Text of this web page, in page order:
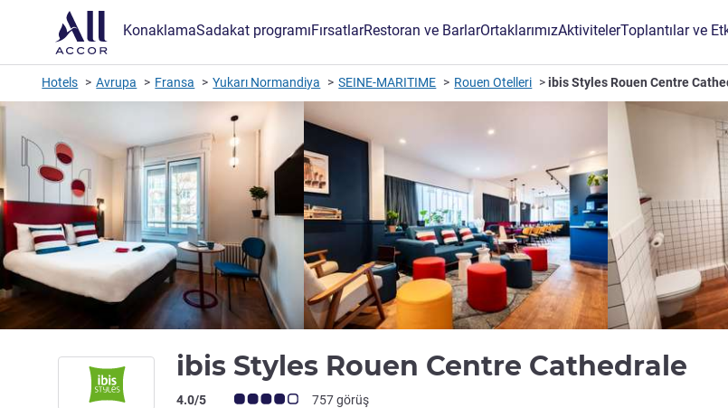
KonaklamaSadakat programıFırsatlarRestoran ve BarlarOrtaklarımızAktivitelerToplantılar ve
Hotels Avrupa Fransa Yukarı Normandiya SEINE-MARITIME Rouen Otelleri ibis Styles Rouen Centre
ibis Styles Rouen Centre Cathedrale
Avis müşterileri puanı (ALL Puanlama)
4.0/5 757 görüş